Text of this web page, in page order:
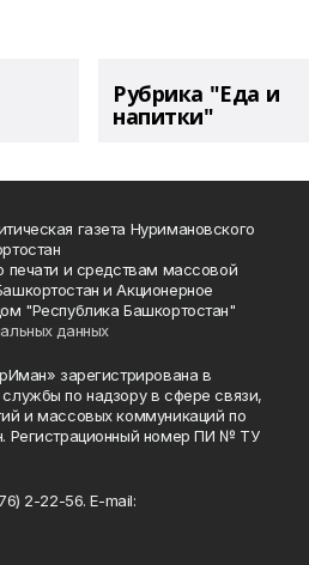
Рубрика "Еда и
напитки"
газета Нуримановского
печати и средствам массовой
и Акционерное
"Республика Башкортостан"
данных
зарегистрирована в
по надзору в сфере связи,
и массовых коммуникаций по
Регистрационный номер ПИ № ТУ
2-22-56. E-mail: